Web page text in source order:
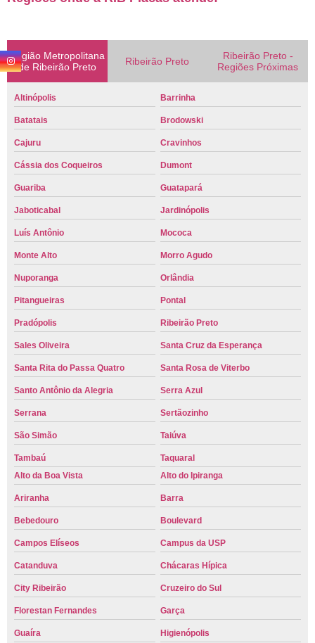
Região Metropolitana
de Ribeirão Preto
Ribeirão Preto
Ribeirão Preto -
Regiões Próximas
Altinópolis Barrinha
Batatais Brodowski
Cajuru Cravinhos
Cássia dos Coqueiros Dumont
Guariba Guatapará
Jaboticabal Jardinópolis
Luís Antônio Mococa
Monte Alto Morro Agudo
Nuporanga Orlândia
Pitangueiras Pontal
Pradópolis Ribeirão Preto
Sales Oliveira Santa Cruz da Esperança
Santa Rita do Passa Quatro Santa Rosa de Viterbo
Santo Antônio da Alegria Serra Azul
Serrana Sertãozinho
São Simão Taiúva
Tambaú
Taquaral
Alto da Boa Vista
Alto do Ipiranga
Ariranha Barra
Bebedouro Boulevard
Campos Elíseos Campus da USP
Catanduva Chácaras Hípica
City Ribeirão Cruzeiro do Sul
Florestan Fernandes Garça
Guaíra Higienópolis